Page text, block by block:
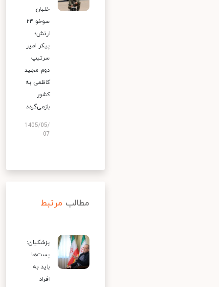
خلبان
سوخو ۲۴
ارتش؛
پیکر امیر
سرتیپ
دوم مجید
کاظمی به
کشور
بازمی‌گردد
1405/05/
07
مطالب مرتبط
پزشکیان:
پست‌ها
باید به
افراد